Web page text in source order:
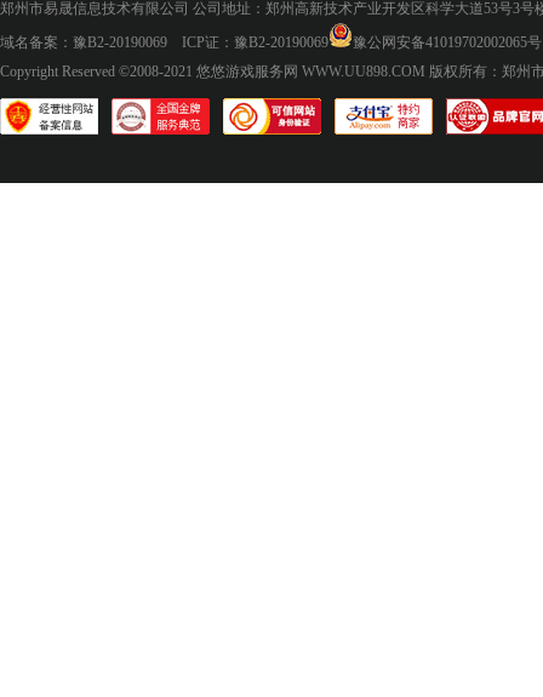
郑州市易晟信息技术有限公司 公司地址：郑州高新技术产业开发区科学大道53号3号
域名备案： 豫B2-20190069 ICP证： 豫B2-20190069
豫公网安备41019702002065号
Copyright Reserved ©2008-2021 悠悠游戏服务网 WWW.UU898.COM 版权所有：郑州